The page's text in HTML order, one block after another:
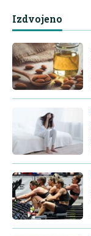
Izdvojeno